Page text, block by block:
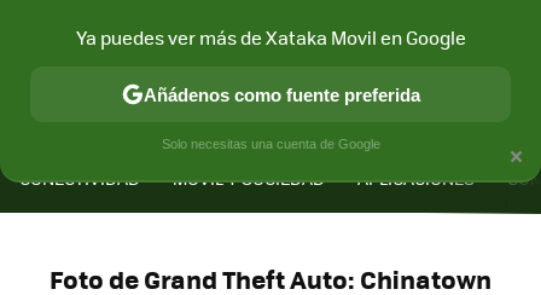
CONECTIVIDAD MÓVIL Y SOCIEDAD APLICACIONES
Foto de Grand Theft Auto: Chinatown
×
Ya puedes ver más de Xataka Movil en Google
Añádenos como fuente preferida
Solo necesitas una cuenta de Google